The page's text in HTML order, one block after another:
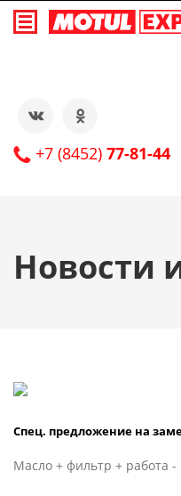
+7 (8452) 77-81-44
Новости
Спец. предложение на
Масло + фильтр + работа